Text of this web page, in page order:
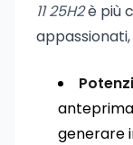
11 25H2è più
generare